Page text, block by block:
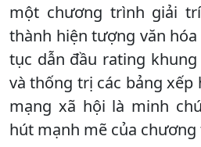
một chương trình giải
thành hiện tượng văn
tục dẫn đầu rating khung
và thống trị các bảng xếp
mạng xã hội là minh
hút mạnh mẽ của chương